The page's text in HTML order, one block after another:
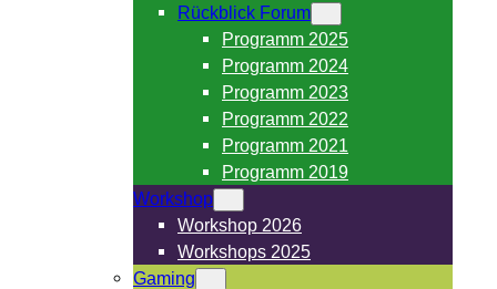
Rückblick Forum
Programm 2025
Programm 2024
Programm 2023
Programm 2022
Programm 2021
Programm 2019
Workshop
Workshop 2026
Workshops 2025
Gaming